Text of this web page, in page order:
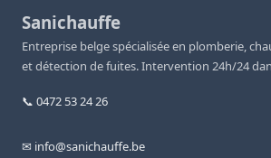
Sanichauffe
Entreprise belge spécialisée en plomberie,
et détection de fuites. Intervention 24h/24
📞 0472 53 24 26
✉ info@sanichauffe.be